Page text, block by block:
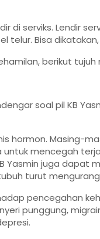
di serviks. Lendir
telur. Bisa
berikut tujuh
soal pil KB
hormon. Masing-
mencegah
Yasmin juga dapat
turut
pencegahan
punggung,